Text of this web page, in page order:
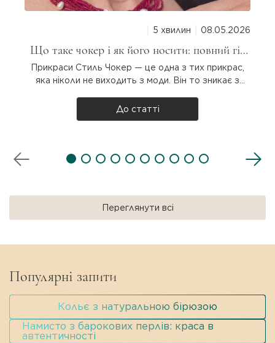
5 хвилин 08.05.2026
Що таке чокер і як його носити: повний гід
для дівчат
Прикраси Стиль Чокер — це одна з тих прикрас,
яка ніколи не виходить з моди. Він то зникає з
таке чокер насправді, звідки він узявся і як
носити? Розбираємося разом! Що таке чокер?
До статті
Переглянути всі
Популярні запити
Кольє з натуральною бірюзою
Намисто з барокових перлів: краса в
автентичності